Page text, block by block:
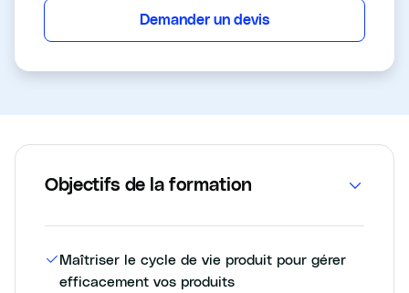
Demander un devis
Objectifs de la formation
Maîtriser le cycle de vie produit pour gérer
efficacement vos produits